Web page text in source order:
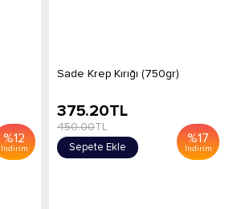
%12
İndirim
Sade Krep Kırığı (750gr)
%17
İndirim
375.20TL
450.00TL
Sepete Ekle